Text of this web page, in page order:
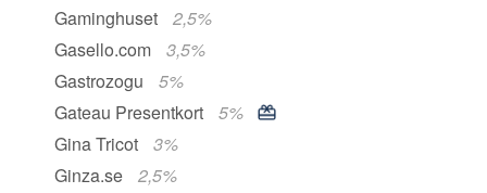
Gaminghuset
2,5%
Gasello.com
3,5%
Gastrozogu
5%
Gateau Presentkort
5%
Gina Tricot
3%
Ginza.se
2,5%